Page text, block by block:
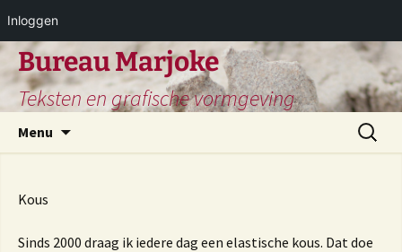
Inloggen
Ga
naar
inhoud
Bureau Marjoke
Teksten en grafische vormgeving
Menu
Zoeken
naar:
Kous
Sinds 2000 draag ik iedere dag een elastische kous. Dat doe